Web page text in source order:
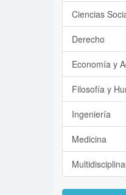
Ciencias
Derecho
Economía y
Filosofía y
Ingeniería
Medicina